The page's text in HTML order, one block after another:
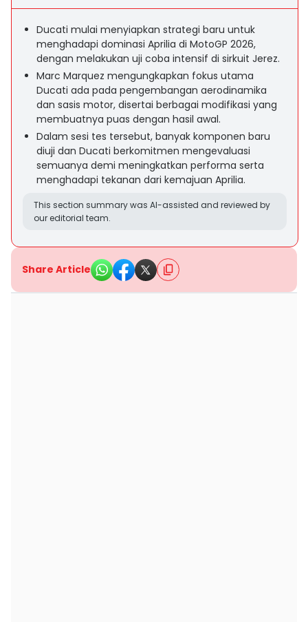
Ducati mulai menyiapkan strategi baru untuk
menghadapi dominasi Aprilia di MotoGP 2026,
dengan melakukan uji coba intensif di sirkuit Jerez.
Marc Marquez mengungkapkan fokus utama
Ducati ada pada pengembangan aerodinamika
dan sasis motor, disertai berbagai modifikasi yang
membuatnya puas dengan hasil awal.
Dalam sesi tes tersebut, banyak komponen baru
diuji dan Ducati berkomitmen mengevaluasi
semuanya demi meningkatkan performa serta
menghadapi tekanan dari kemajuan Aprilia.
This section summary was AI-assisted and reviewed by
our editorial team.
Share Article